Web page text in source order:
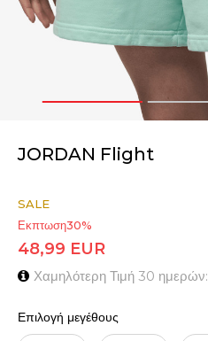
1 2
JORDAN Flight
SALE
Εκπτωση30%
48,99 EUR
Χαμηλότερη Τιμή 30 ημερών:
Επιλογή μεγέθους